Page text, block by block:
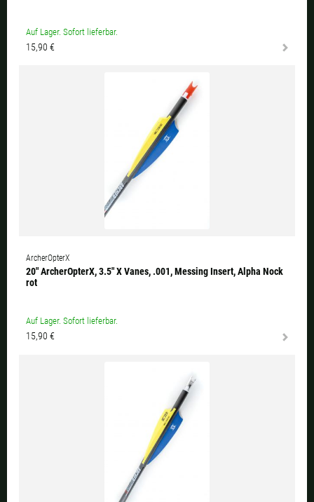
Auf Lager. Sofort lieferbar.
15,90 €
ArcherOpterX
20" ArcherOpterX, 3.5" X Vanes, .001, Messing Insert, Alpha Nock
rot
Auf Lager. Sofort lieferbar.
15,90 €